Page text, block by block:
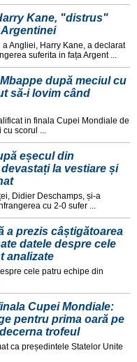
Kane, "distrus"
Angliei, Harry Kane, a declarat
suferita in fața Argent ...
după meciul cu
să-i lovim când
in finala Cupei Mondiale de
cu scorul ...
eșecul din
la vestiare și
Didier Deschamps, și-a
cu 2-0 sufer ...
a prezis câștigătoarea
datele despre cele
analizate
cele patru echipe din
Cupei Mondiale:
pentru prima oară pe
trofeul
ca președintele Statelor Unite